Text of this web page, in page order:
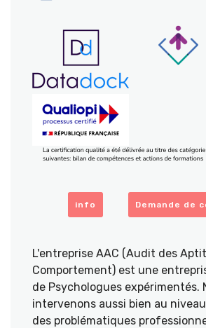
info Demande de
L'entreprise AAC (Audit des
Comportement) est une
de Psychologues expérimentés.
intervenons aussi bien au
des problématiques